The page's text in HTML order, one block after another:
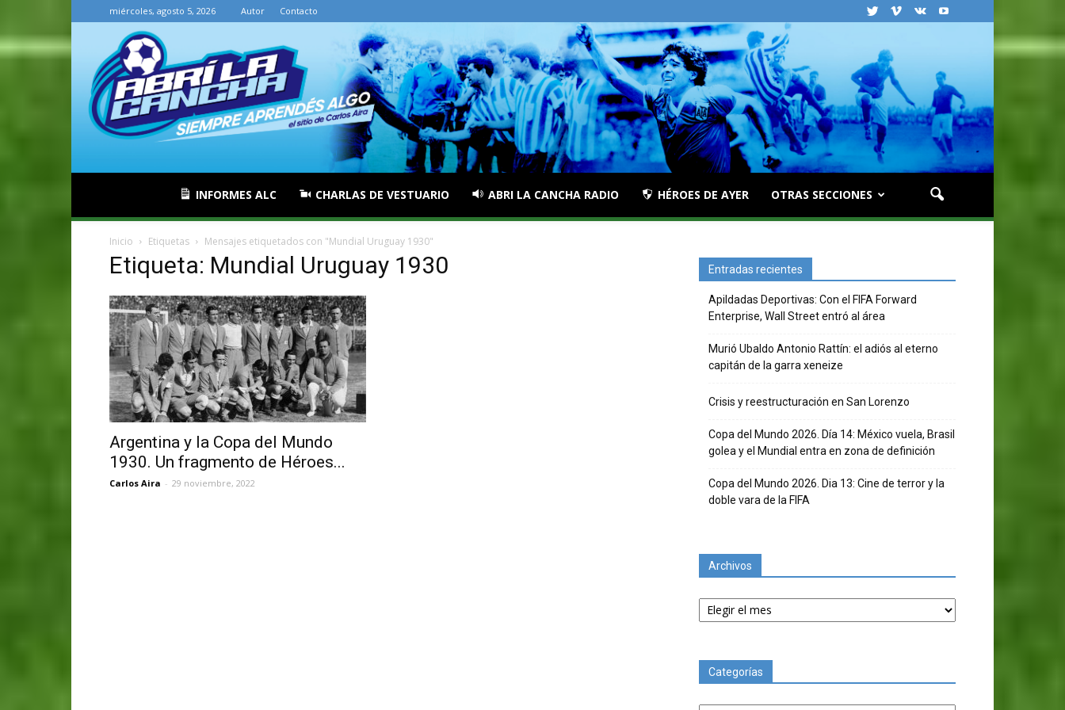
miércoles, agosto 5, 2026 Autor Contacto
INFORMES ALC CHARLAS DE VESTUARIO ABRI LA CANCHA RADIO HÉROES DE AYER OTRAS SECCIONES
Inicio Etiquetas Mensajes etiquetados con "Mundial Uruguay 1930"
Etiqueta: Mundial Uruguay 1930
Argentina y la Copa del Mundo
1930. Un fragmento de Héroes...
Carlos Aira - 29 noviembre, 2022
Entradas recientes
Apildadas Deportivas: Con el FIFA Forward
Enterprise, Wall Street entró al área
Murió Ubaldo Antonio Rattín: el adiós al eterno
capitán de la garra xeneize
Crisis y reestructuración en San Lorenzo
Copa del Mundo 2026. Día 14: México vuela, Brasil
golea y el Mundial entra en zona de definición
Copa del Mundo 2026. Dia 13: Cine de terror y la
doble vara de la FIFA
Archivos
Archivos
Categorías
Categorías